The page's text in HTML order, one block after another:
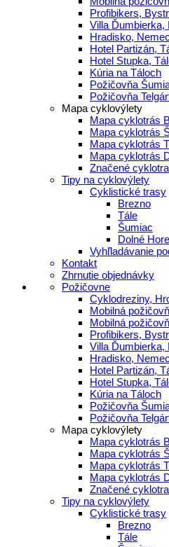
Profibikers,
Villa Ďumbierka,
Hradisko,
Hotel Partizán,
Hotel Stupka,
Kúria na Táloch
Požičovňa
Požičovňa
Mapa cyklovýlety
Mapa cyklotrás
Mapa cyklotrás
Mapa cyklotrás
Mapa cyklotrás
Značené
Tipy na cyklovýlety
Cyklistické trasy
Brezno
Tále
Šumiac
Dolné
Vyhľladávanie
Kontakt
Zhrnutie objednávky
Požičovne
Cyklodreziny,
Mobilná
Mobilná
Profibikers,
Villa Ďumbierka,
Hradisko,
Hotel Partizán,
Hotel Stupka,
Kúria na Táloch
Požičovňa
Požičovňa
Mapa cyklovýlety
Mapa cyklotrás
Mapa cyklotrás
Mapa cyklotrás
Mapa cyklotrás
Značené
Tipy na cyklovýlety
Cyklistické trasy
Brezno
Tále